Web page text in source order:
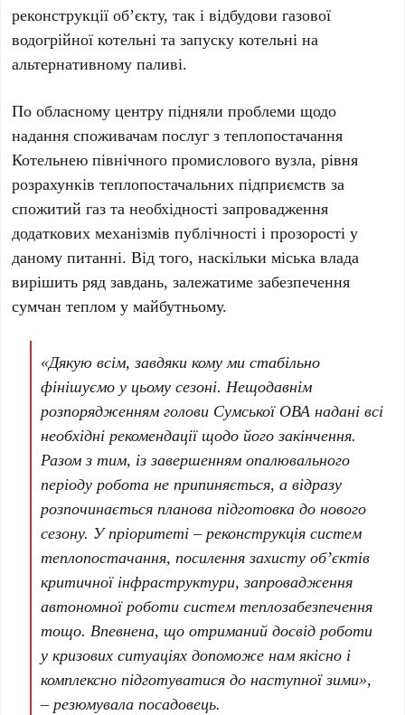
реконструкції об’єкту, так і відбудови газової
водогрійної котельні та запуску котельні на
альтернативному паливі.
По обласному центру підняли проблеми щодо
надання споживачам послуг з теплопостачання
Котельнею північного промислового вузла, рівня
розрахунків теплопостачальних підприємств за
спожитий газ та необхідності запровадження
додаткових механізмів публічності і прозорості у
даному питанні. Від того, наскільки міська влада
вирішить ряд завдань, залежатиме забезпечення
сумчан теплом у майбутньому.
«Дякую всім, завдяки кому ми стабільно
фінішуємо у цьому сезоні. Нещодавнім
розпорядженням голови Сумської ОВА надані всі
необхідні рекомендації щодо його закінчення.
Разом з тим, із завершенням опалювального
періоду робота не припиняється, а відразу
розпочинається планова підготовка до нового
сезону. У пріоритеті – реконструкція систем
теплопостачання, посилення захисту об’єктів
критичної інфраструктури, запровадження
автономної роботи систем теплозабезпечення
тощо. Впевнена, що отриманий досвід роботи
у кризових ситуаціях допоможе нам якісно і
комплексно підготуватися до наступної зими»,
– резюмувала посадовець.